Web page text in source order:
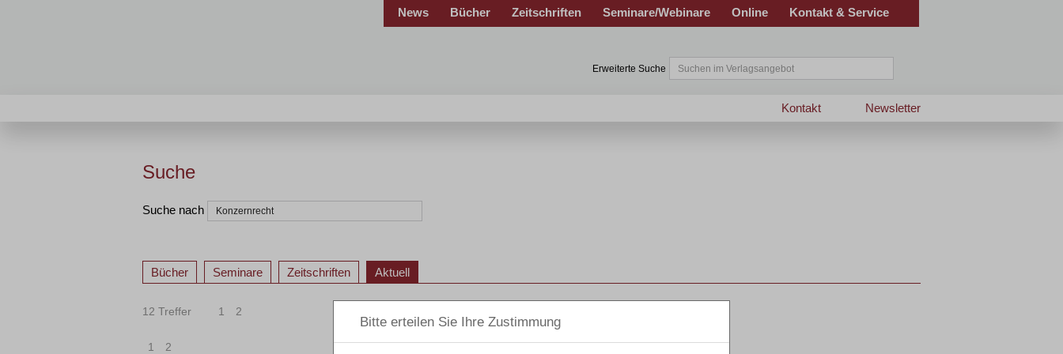
News Bücher Zeitschriften Seminare/Webinare Online Kontakt & Service
Erweiterte Suche
Newsletter
Kontakt
Suche
Suche nach
Bücher Seminare Zeitschriften Aktuell
12 Treffer 1 2
1 2